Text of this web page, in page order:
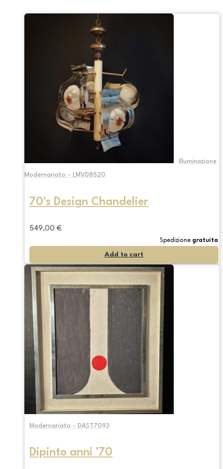
Illuminazione
Modernariato - LMVD8520
70's Design Chandelier
549,00 €
Spedizione gratuita
Add to cart
Modernariato - DAST7093
Dipinto anni ’70